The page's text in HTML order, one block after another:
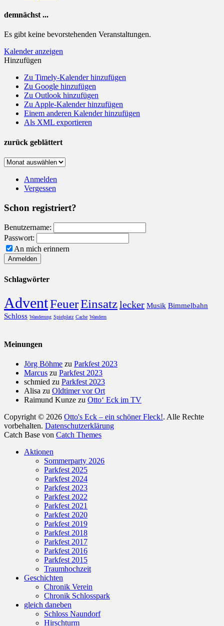
demnächst ...
Es gibt keine bevorstehenden Veranstaltungen.
Kalender anzeigen
Hinzufügen
Zu Timely-Kalender hinzufügen
Zu Google hinzufügen
Zu Outlook hinzufügen
Zu Apple-Kalender hinzufügen
Einem anderen Kalender hinzufügen
Als XML exportieren
zurück geblättert
zurück
Anmelden
Vergessen
Schon registriert?
Benutzername:
Passwort:
An mich erinnern
Schlagwörter
AdventFeuerEinsatzlecker Musik Bimmelbahn
Schloss Wanderung Spielplatz Cache Wandern
Meinungen
Jörg Böhme zu Parkfest 2023
Marcus zu Parkfest 2023
schmied zu Parkfest 2023
Alisa zu Oldtimer vor Ort
Raimund Kunze zu Otto‘ Eck im TV
Copyright © 2026 Otto's Eck – ein schöner Fleck!. Alle Rechte
vorbehalten. Datenschutzerklärung
Catch Base von Catch Themes
oben
Aktionen
Sommerparty 2026
Parkfest 2025
Parkfest 2024
Parkfest 2023
Parkfest 2022
Parkfest 2021
Parkfest 2020
Parkfest 2019
Parkfest 2018
Parkfest 2017
Parkfest 2016
Parkfest 2015
Traumhochzeit
Geschichten
Chronik Verein
Chronik Schlosspark
gleich daneben
Schloss Naundorf
Hirschturm